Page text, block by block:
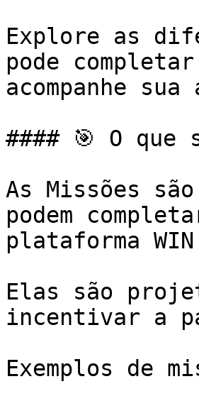
Explore as
pode
acompanhe
#### 🎯 O que
As Missões
podem
plataforma
Elas são
incentivar a
Exemplos de